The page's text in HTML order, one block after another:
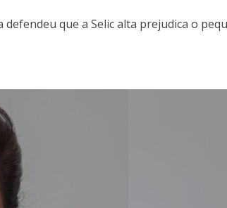
que a Selic alta prejudica o